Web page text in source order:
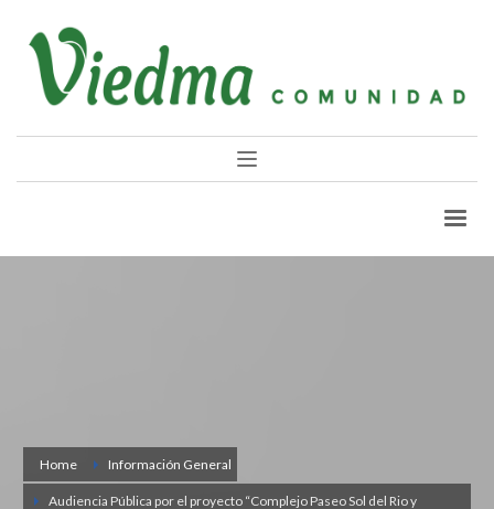
Home Información General
Audiencia Pública por el proyecto “Complejo Paseo Sol del Rio y